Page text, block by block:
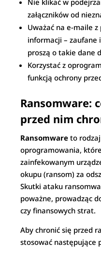
Nie klikać w
załączników od
Uważać na e-maile
informacji – zaufane
proszą o takie dane
Korzystać z
funkcją ochrony
Ransomware:
przed nim
Ransomware to
oprogramowania,
zainfekowanym
okupu (ransom) za
Skutki ataku
poważne, prowadząc
czy finansowych strat.
Aby chronić się przed
stosować następujące